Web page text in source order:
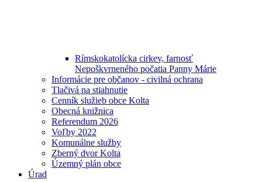
Rímskokatolícka cirkev, farnosť
Nepoškvrneného počatia Panny Márie
Informácie pre občanov - civilná ochrana
Tlačivá na stiahnutie
Cenník služieb obce Kolta
Obecná knižnica
Referendum 2026
Voľby 2022
Komunálne služby
Zberný dvor Kolta
Územný plán obce
Úrad